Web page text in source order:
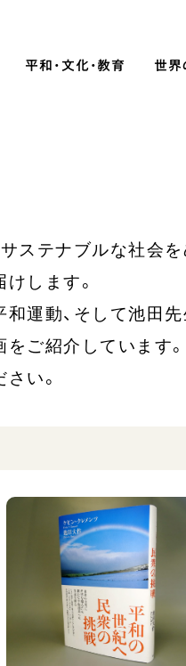
平和・文化・教育 世界
帯を拡大
ー平等」を
）」の
ステナブルな社会
します。
運動、そして池田
ご紹介しています。
い。